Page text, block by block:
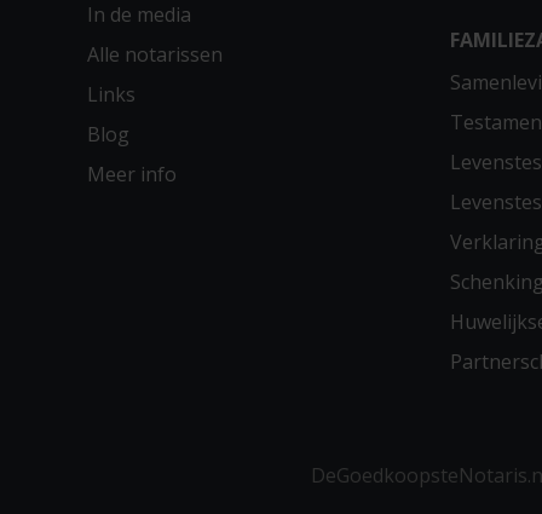
In de media
Alle notarissen
Links
Blog
Meer info
Schenking